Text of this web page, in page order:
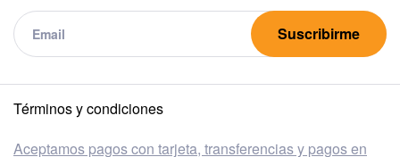
Suscribirme
Términos y condiciones
Aceptamos pagos con tarjeta, transferencias y pagos en